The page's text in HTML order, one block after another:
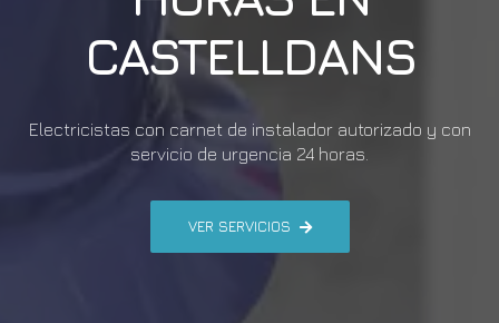
CASTELLDANS
Electricistas con carnet de instalador autorizado y con
servicio de urgencia 24 horas.
VER SERVICIOS